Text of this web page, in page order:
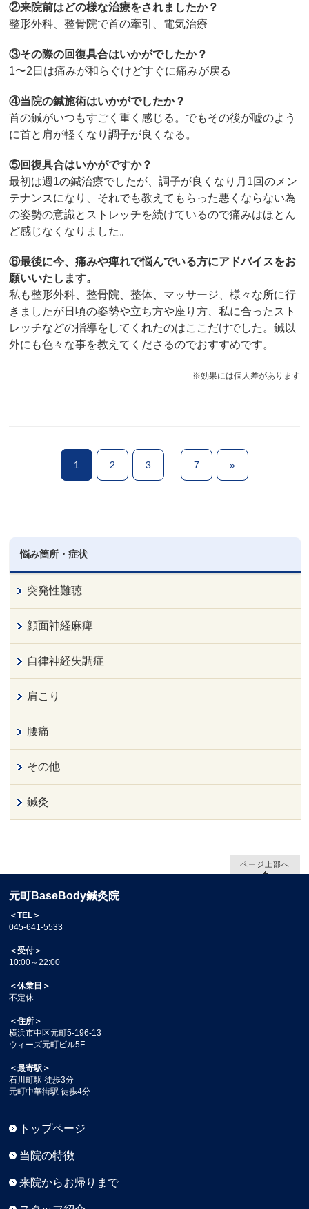
②来院前はどの様な治療をされましたか？
整形外科、整骨院で首の牽引、電気治療
③その際の回復具合はいかがでしたか？
1〜2日は痛みが和らぐけどすぐに痛みが戻る
④当院の鍼施術はいかがでしたか？
首の鍼がいつもすごく重く感じる。でもその後が嘘のよう
に首と肩が軽くなり調子が良くなる。
⑤回復具合はいかがですか？
最初は週1の鍼治療でしたが、調子が良くなり月1回のメン
テナンスになり、それでも教えてもらった悪くならない為
の姿勢の意識とストレッチを続けているので痛みはほとん
ど感じなくなりました。
⑥最後に今、痛みや痺れで悩んでいる方にアドバイスをお
願いいたします。
私も整形外科、整骨院、整体、マッサージ、様々な所に行
きましたが日頃の姿勢や立ち方や座り方、私に合ったスト
レッチなどの指導をしてくれたのはここだけでした。鍼以
外にも色々な事を教えてくださるのでおすすめです。
※効果には個人差があります
1 2 3 7 »
悩み箇所・症状
突発性難聴
顔面神経麻痺
自律神経失調症
肩こり
腰痛
その他
鍼灸
ページ上部へ
元町BaseBody鍼灸院
＜TEL＞
045-641-5533
＜受付＞
10:00～22:00
＜休業日＞
不定休
＜住所＞
横浜市中区元町5-196-13
ウィーズ元町ビル5F
＜最寄駅＞
石川町駅 徒歩3分
元町中華街駅 徒歩4分
トップページ
当院の特徴
来院からお帰りまで